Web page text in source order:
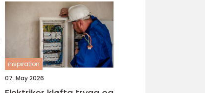
inspiration
07. May 2026